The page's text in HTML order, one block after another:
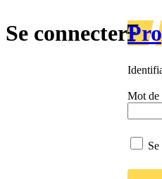
Se connecter
Mot de